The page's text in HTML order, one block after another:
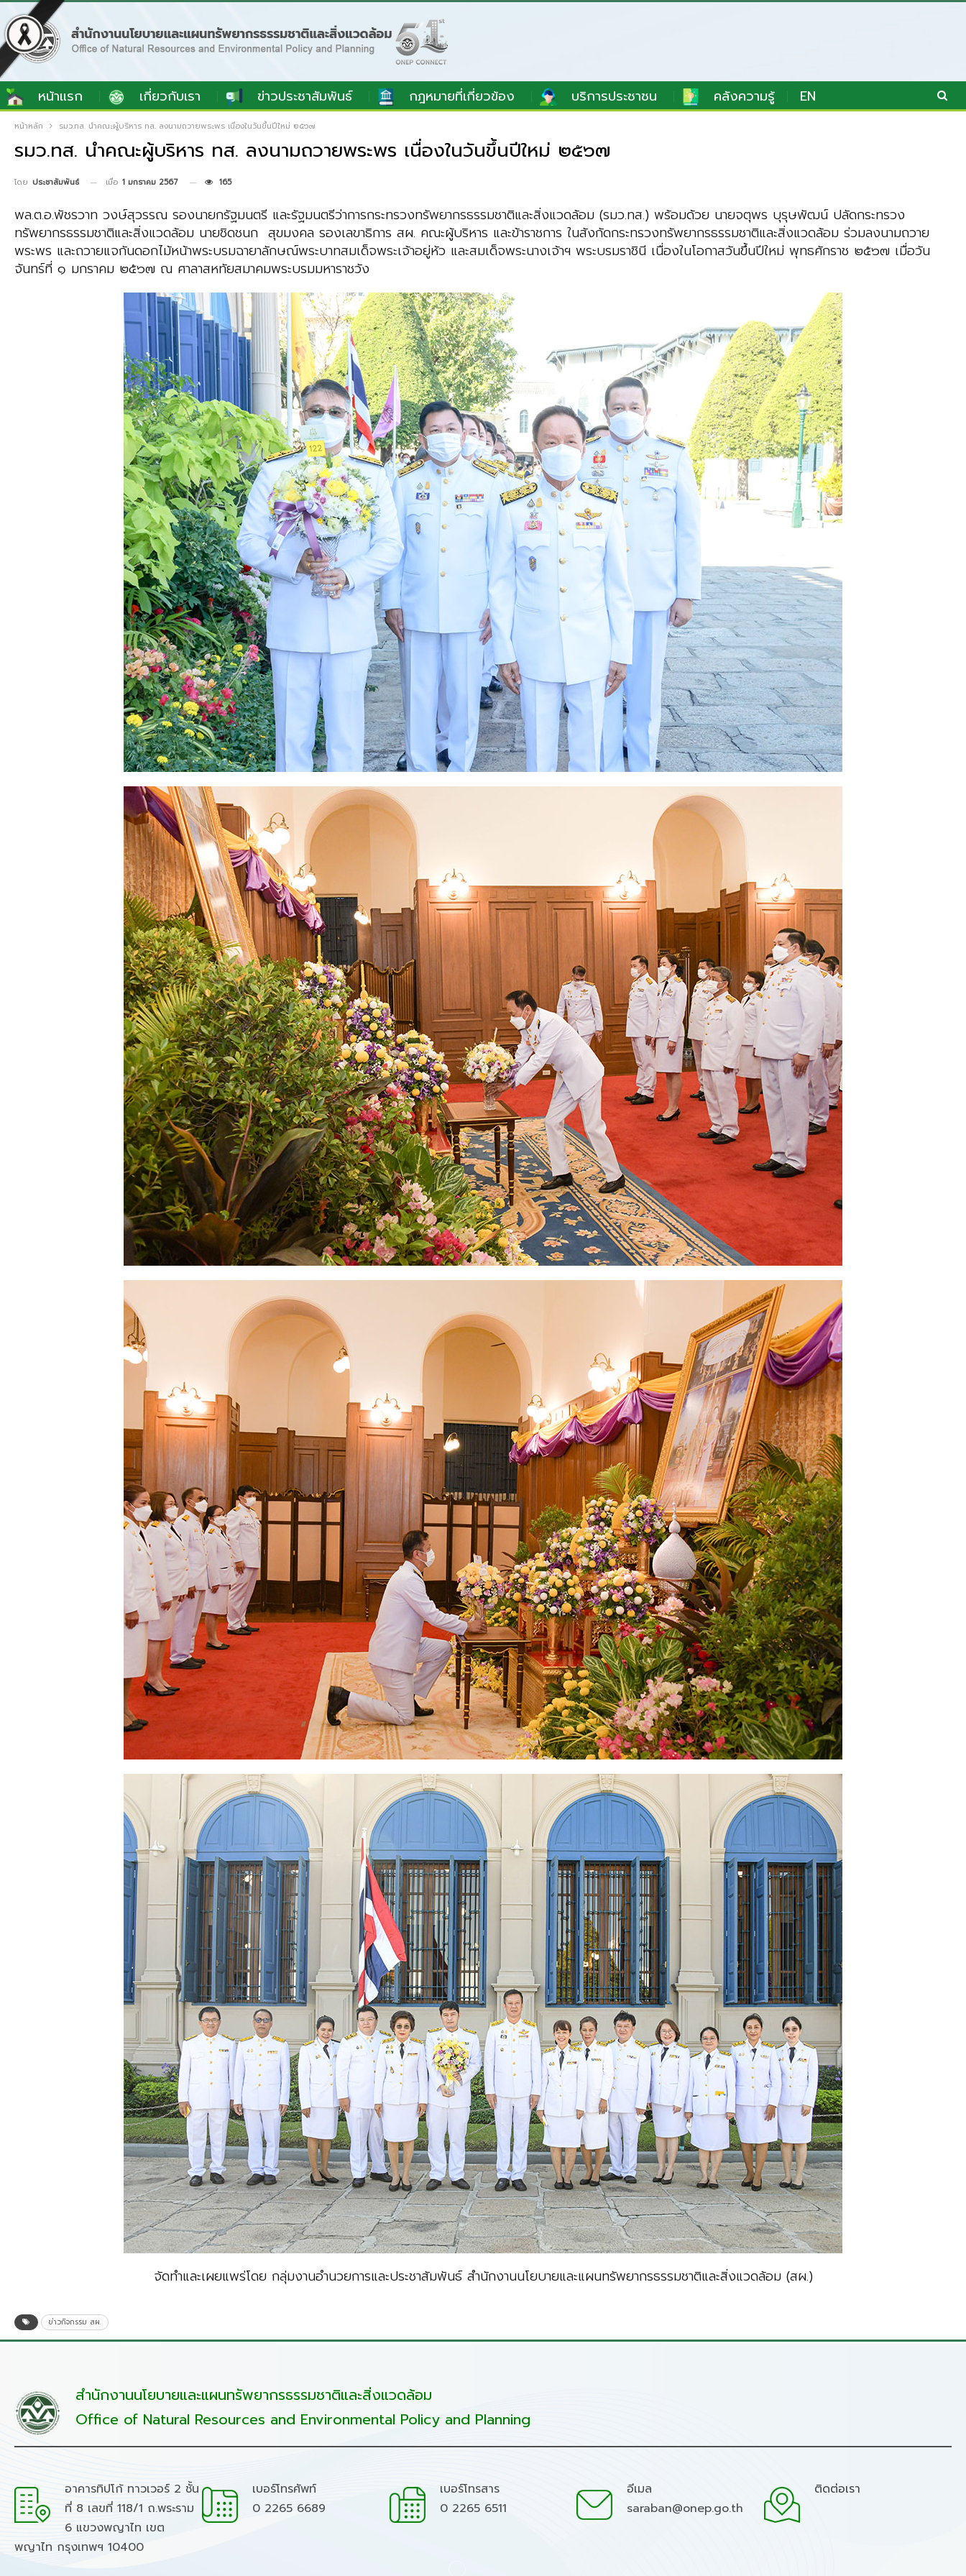
หน้าแรก เกี่ยวกับเรา ข่าวประชาสัมพันธ์ กฎหมายที่เกี่ยวข้อง บริการประชาชน คลังความรู้ EN
หน้าหลัก รมว.ทส. นำคณะผู้บริหาร ทส. ลงนามถวายพระพร เนื่องในวันขึ้นปีใหม่ ๒๕๖๗
รมว.ทส. นำคณะผู้บริหาร ทส. ลงนามถวายพระพร เนื่องในวันขึ้นปีใหม่ ๒๕๖๗
โดย ประชาสัมพันธ์ เมื่อ 1 มกราคม 2567 165
พล.ต.อ.พัชรวาท วงษ์สุวรรณ รองนายกรัฐมนตรี และรัฐมนตรีว่าการกระทรวงทรัพยากรธรรมชาติและสิ่งแวดล้อม (รมว.ทส.) พร้อมด้วย นายจตุพร บุรุษพัฒน์ ปลัดกระทรวง
ทรัพยากรธรรมชาติและสิ่งแวดล้อม นายชิดชนก สุขมงคล รองเลขาธิการ สผ. คณะผู้บริหาร และข้าราชการ ในสังกัดกระทรวงทรัพยากรธรรมชาติและสิ่งแวดล้อม ร่วมลงนามถวาย
พระพร และถวายแจกันดอกไม้หน้าพระบรมฉายาลักษณ์พระบาทสมเด็จพระเจ้าอยู่หัว และสมเด็จพระนางเจ้าฯ พระบรมราชินี เนื่องในโอกาสวันขึ้นปีใหม่ พุทธศักราช ๒๕๖๗ เมื่อวัน
จันทร์ที่ ๑ มกราคม ๒๕๖๗ ณ ศาลาสหทัยสมาคมพระบรมมหาราชวัง
จัดทำและเผยแพร่โดย กลุ่มงานอำนวยการและประชาสัมพันธ์ สำนักงานนโยบายและแผนทรัพยากรธรรมชาติและสิ่งแวดล้อม (สผ.)
ข่าวกิจกรรม สผ.
สำนักงานนโยบายและแผนทรัพยากรธรรมชาติและสิ่งแวดล้อม
Office of Natural Resources and Environmental Policy and Planning
อาคารทิปโก้ ทาวเวอร์ 2 ชั้น
ที่ 8 เลขที่ 118/1 ถ.พระราม
6 แขวงพญาไท เขต
พญาไท กรุงเทพฯ 10400
เบอร์โทรศัพท์
0 2265 6689
เบอร์โทรสาร
0 2265 6511
อีเมล
saraban@onep.go.th
ติดต่อเรา